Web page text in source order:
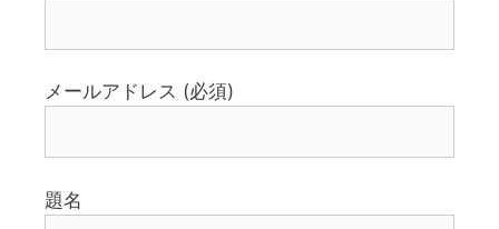
メールアドレス (必須)
題名